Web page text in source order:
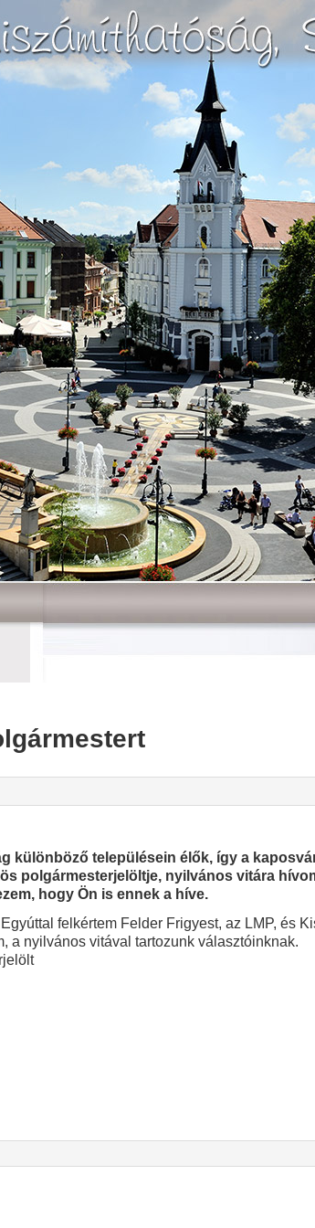
különböző településein élők, így a
polgármesterjelöltje, nyilvános vitára
hogy Ön is ennek a híve.
felkértem Felder Frigyest, az LMP, és
a nyilvános vitával tartozunk választóinknak.